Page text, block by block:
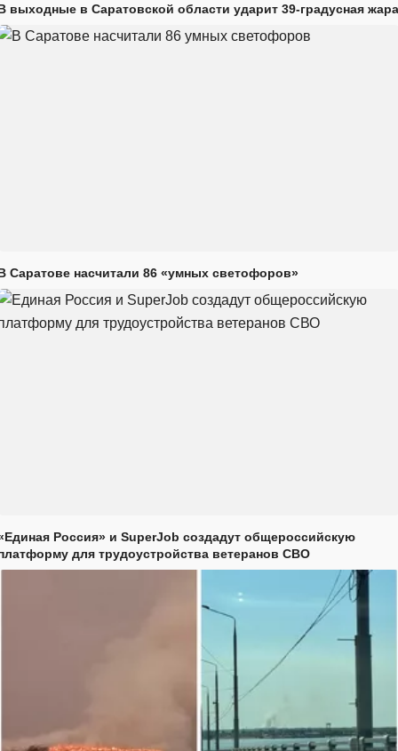
выходные в Саратовской области ударит 39-градусная жара
Саратове насчитали 86 «умных светофоров»
Россия» и SuperJob создадут общероссийскую
для трудоустройства ветеранов СВО